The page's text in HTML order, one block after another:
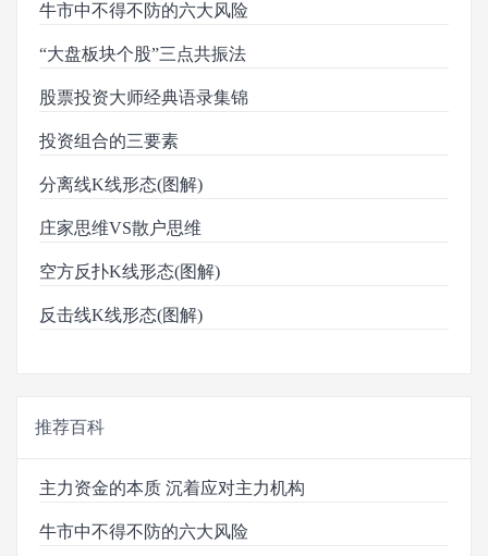
牛市中不得不防的六大风险
“大盘板块个股”三点共振法
股票投资大师经典语录集锦
投资组合的三要素
分离线K线形态(图解)
庄家思维VS散户思维
空方反扑K线形态(图解)
反击线K线形态(图解)
推荐百科
主力资金的本质 沉着应对主力机构
牛市中不得不防的六大风险